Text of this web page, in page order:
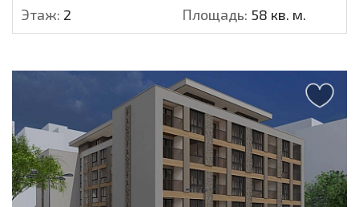
Этаж: 2 Площадь: 58 кв. м.